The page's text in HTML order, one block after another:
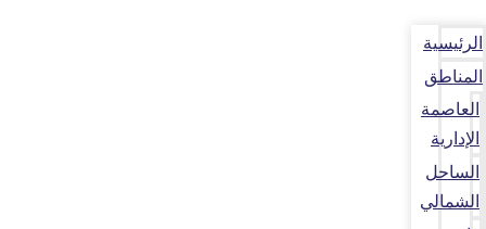
الرئيسية
المناطق
العاصمة
الإدارية
الساحل
الشمالي